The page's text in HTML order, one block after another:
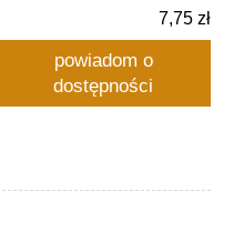
7,75 zł
powiadom o
dostępności